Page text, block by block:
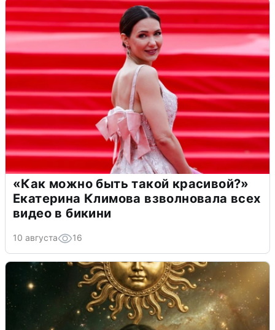
«Как можно быть такой красивой?»
Екатерина Климова взволновала всех
видео в бикини
10 августа 16